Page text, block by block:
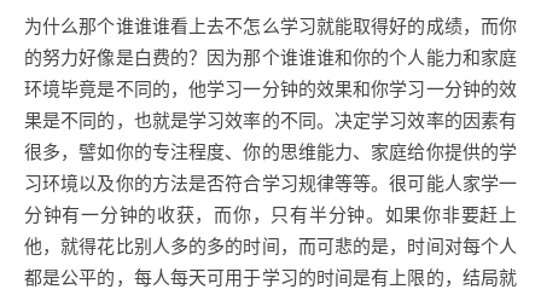
为什么那个谁谁谁看上去不怎么学习就能取得好的成绩，而你
的努力好像是白费的？因为那个谁谁谁和你的个人能力和家庭
环境毕竟是不同的，他学习一分钟的效果和你学习一分钟的效
果是不同的，也就是学习效率的不同。决定学习效率的因素有
很多，譬如你的专注程度、你的思维能力、家庭给你提供的学
习环境以及你的方法是否符合学习规律等等。很可能人家学一
分钟有一分钟的收获，而你，只有半分钟。如果你非要赶上
他，就得花比别人多的多的时间，而可悲的是，时间对每个人
都是公平的，每人每天可用于学习的时间是有上限的，结局就